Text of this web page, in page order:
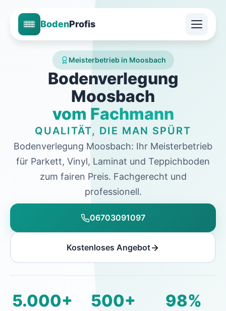
BodenProfis
Meisterbetrieb in Moosbach
Bodenverlegung
Moosbach
vom Fachmann
QUALITÄT, DIE MAN SPÜRT
Bodenverlegung Moosbach: Ihr Meisterbetrieb
für Parkett, Vinyl, Laminat und Teppichboden
zum fairen Preis. Fachgerecht und
professionell.
06703091097
Kostenloses Angebot
5.000+ 500+ 98%